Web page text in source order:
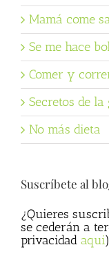
Mamá come
Se me hace
Comer y
Secretos de la
No más dieta
Suscríbete al
¿Quieres
se cederán a
privacidad aqui